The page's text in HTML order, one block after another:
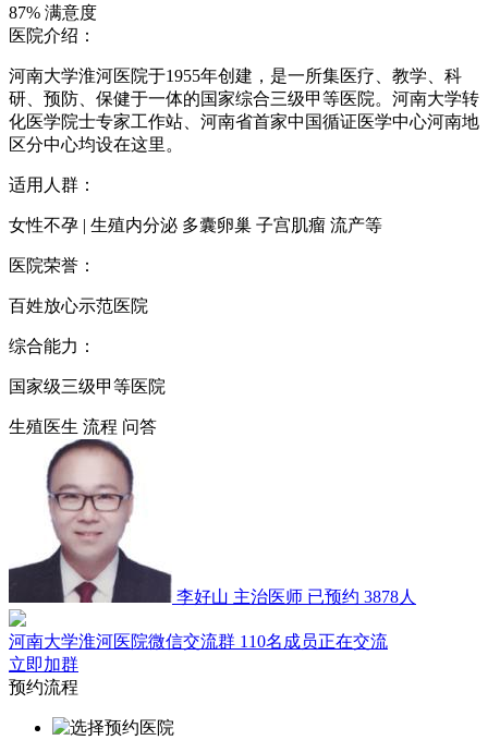
87% 满意度
医院介绍：
河南大学淮河医院于1955年创建，是一所集医疗、教学、科
研、预防、保健于一体的国家综合三级甲等医院。河南大学转
化医学院士专家工作站、河南省首家中国循证医学中心河南地
区分中心均设在这里。
适用人群：
女性不孕 | 生殖内分泌 多囊卵巢 子宫肌瘤 流产等
医院荣誉：
百姓放心示范医院
综合能力：
国家级三级甲等医院
生殖医生 流程 问答
李好山 主治医师 已预约 3878人
河南大学淮河医院微信交流群 110名成员正在交流
立即加群
预约流程